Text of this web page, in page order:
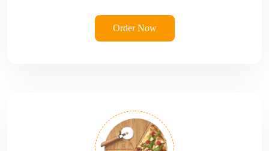
Order Now